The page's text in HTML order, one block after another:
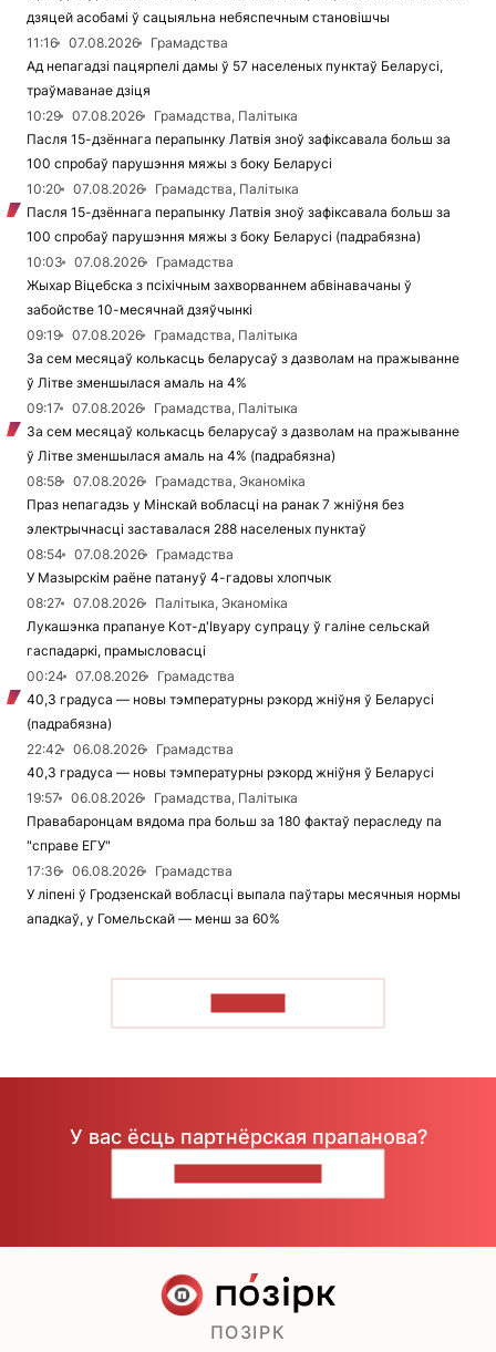
дзяцей асобамі ў сацыяльна небяспечным становішчы
11:16
07.08.2026
Грамадства
Ад непагадзі пацярпелі дамы ў 57 населеных пунктаў Беларусі,
траўмаванае дзіця
10:29
07.08.2026
Грамадства, Палітыка
Пасля 15-дзённага перапынку Латвія зноў зафіксавала больш за
100 спробаў парушэння мяжы з боку Беларусі
10:20
07.08.2026
Грамадства, Палітыка
Пасля 15-дзённага перапынку Латвія зноў зафіксавала больш за
100 спробаў парушэння мяжы з боку Беларусі (падрабязна)
10:03
07.08.2026
Грамадства
Жыхар Віцебска з псіхічным захворваннем абвінавачаны ў
забойстве 10-месячнай дзяўчынкі
09:19
07.08.2026
Грамадства, Палітыка
За сем месяцаў колькасць беларусаў з дазволам на пражыванне
ў Літве зменшылася амаль на 4%
09:17
07.08.2026
Грамадства, Палітыка
За сем месяцаў колькасць беларусаў з дазволам на пражыванне
ў Літве зменшылася амаль на 4% (падрабязна)
08:58
07.08.2026
Грамадства, Эканоміка
Праз непагадзь у Мінскай вобласці на ранак 7 жніўня без
электрычнасці заставалася 288 населеных пунктаў
08:54
07.08.2026
Грамадства
У Мазырскім раёне патануў 4-гадовы хлопчык
08:27
07.08.2026
Палітыка, Эканоміка
Лукашэнка прапануе Кот-д'Івуару супрацу ў галіне сельскай
гаспадаркі, прамысловасці
00:24
07.08.2026
Грамадства
40,3 градуса — новы тэмпературны рэкорд жніўня ў Беларусі
(падрабязна)
22:42
06.08.2026
Грамадства
40,3 градуса — новы тэмпературны рэкорд жніўня ў Беларусі
19:57
06.08.2026
Грамадства, Палітыка
Правабаронцам вядома пра больш за 180 фактаў пераследу па
"справе ЕГУ"
17:36
06.08.2026
Грамадства
У ліпені ў Гродзенскай вобласці выпала паўтары месячныя нормы
ападкаў, у Гомельскай — менш за 60%
У вас ёсць партнёрская прапанова?
ПОЗІРК